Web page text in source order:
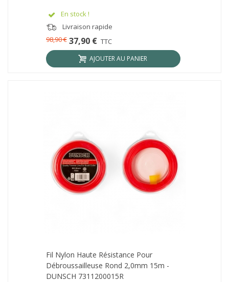
En stock !
Livraison rapide
37,90 € TTC
98,90 €
AJOUTER AU PANIER
Fil Nylon Haute Résistance Pour
Débroussailleuse Rond 2,0mm 15m -
DUNSCH 7311200015R